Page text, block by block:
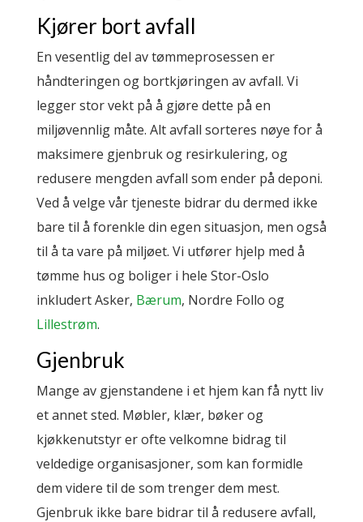
Kjører bort avfall
En vesentlig del av tømmeprosessen er
håndteringen og bortkjøringen av avfall. Vi
legger stor vekt på å gjøre dette på en
miljøvennlig måte. Alt avfall sorteres nøye for å
maksimere gjenbruk og resirkulering, og
redusere mengden avfall som ender på deponi.
Ved å velge vår tjeneste bidrar du dermed ikke
bare til å forenkle din egen situasjon, men også
til å ta vare på miljøet. Vi utfører hjelp med å
tømme hus og boliger i hele Stor-Oslo
inkludert Asker, Bærum, Nordre Follo og
Lillestrøm.
Gjenbruk
Mange av gjenstandene i et hjem kan få nytt liv
et annet sted. Møbler, klær, bøker og
kjøkkenutstyr er ofte velkomne bidrag til
veldedige organisasjoner, som kan formidle
dem videre til de som trenger dem mest.
Gjenbruk ikke bare bidrar til å redusere avfall,